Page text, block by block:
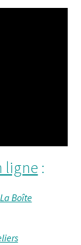
ligne :
Boîte